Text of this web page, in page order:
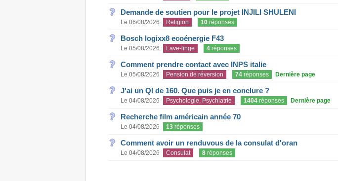
Demande de soutien pour le projet INJILI SHULENI
Le 06/08/2026 Religion 10réponses
Bosch logixx8 ecoénergie F43
Le 05/08/2026 Lave-linge 4réponses
Comment prendre contact avec INPS italie
Le 05/08/2026 Pension de réversion 74réponses Dernière page
J'ai un QI de 160. Que puis je en conclure ?
Le 04/08/2026 Psychologie, Psychiatrie 1404réponses Dernière page
Recherche film américain année 70
Le 04/08/2026 13réponses
Comment avoir un renduvous de la consulat d'oran
Le 04/08/2026 Consulat 8réponses